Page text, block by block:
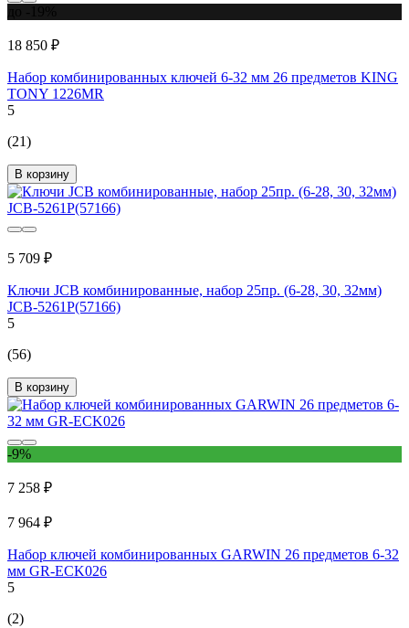
18 850 ₽
Набор комбинированных ключей 6-32 мм 26 предметов KING
TONY 1226MR
5
(21)
В корзину
5 709 ₽
Ключи JCB комбинированные, набор 25пр. (6-28, 30, 32мм)
JCB-5261P(57166)
5
(56)
В корзину
-9%
7 258 ₽
7 964 ₽
Набор ключей комбинированных GARWIN 26 предметов 6-32
мм GR-ECK026
5
(2)